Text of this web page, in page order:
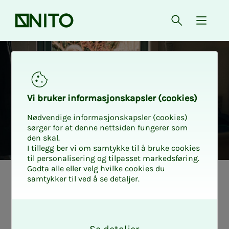
Forsiden Åpne søk
{
5 øko­­­­­no­­­mis­­­ke
Vi bru­­­ker in­­­for­­­ma­­­sjons­­­kaps­­­­­ler (cookies)
Nødvendige informasjonskapsler (cookies)
sørger for at denne nettsiden fungerer som
den skal.
I tillegg ber vi om samtykke til å bruke cookies
til personalisering og tilpasset markedsføring.
Godta alle eller velg hvilke cookies du
samtykker til ved å se detaljer.